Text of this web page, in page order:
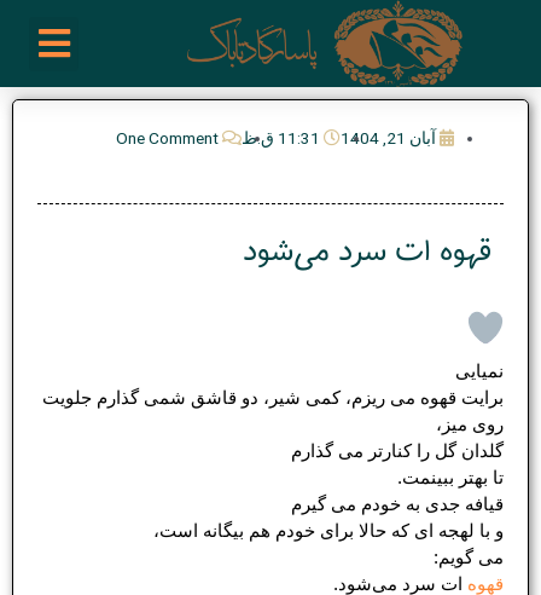
آبان 21, 1404 11:31 ق.ظ One Comment
قهوه ات سرد می‌‌شود
نمیایی
برایت قهوه می ریزم، کمی‌ شیر، دو قاشق شمی گذارم جلویت
روی میز،
گلدان گل را کنارتر می گذارم
تا بهتر ببینمت.
قیافه جدی به خودم می گیرم
و با لهجه‌ ای که حالا برای خودم هم بیگانه است،
می گویم:
قهوه ات سرد می‌‌شود.